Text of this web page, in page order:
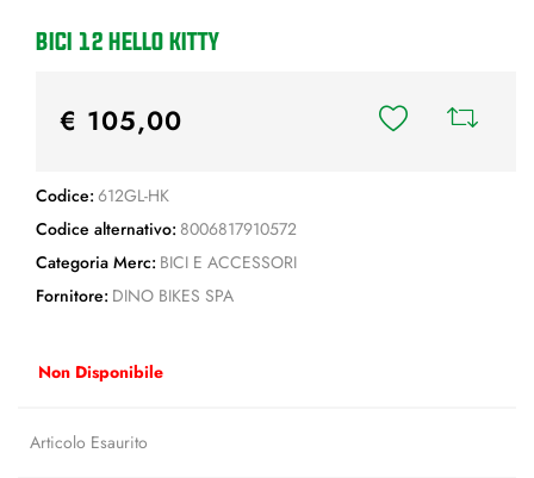
BICI 12 HELLO KITTY
€ 105,00
Codice: 612GL-HK
Codice alternativo: 8006817910572
Categoria Merc: BICI E ACCESSORI
Fornitore: DINO BIKES SPA
Non Disponibile
Articolo Esaurito